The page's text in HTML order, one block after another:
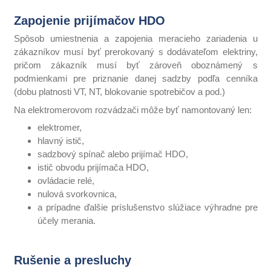
Zapojenie prijímačov HDO
Spôsob umiestnenia a zapojenia meracieho zariadenia u
zákazníkov musí byť prerokovaný s dodávateľom elektriny,
pričom zákazník musí byť zároveň oboznámený s
podmienkami pre priznanie danej sadzby podľa cenníka
(dobu platnosti VT, NT, blokovanie spotrebičov a pod.)
Na elektromerovom rozvádzači môže byť namontovaný len:
elektromer,
hlavný istič,
sadzbový spínač alebo prijímač HDO,
istič obvodu prijímača HDO,
ovládacie relé,
nulová svorkovnica,
a prípadne ďalšie príslušenstvo slúžiace výhradne pre
účely merania.
Rušenie a presluchy